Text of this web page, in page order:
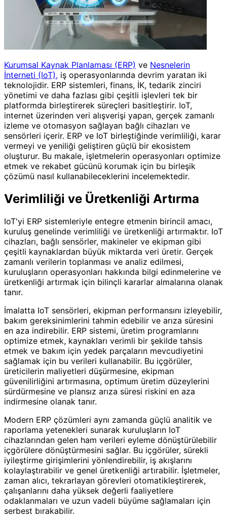
Kurumsal Kaynak Planlaması (ERP) ve Nesnelerin
İnterneti (IoT), iş operasyonlarında devrim yaratan iki
teknolojidir. ERP sistemleri, finans, İK, tedarik zinciri
yönetimi ve daha fazlası gibi çeşitli işlevleri tek bir
platformda birleştirerek süreçleri basitleştirir. IoT,
internet üzerinden veri alışverişi yapan, gerçek zamanlı
izleme ve otomasyon sağlayan bağlı cihazları ve
sensörleri içerir. ERP ve IoT birleştiğinde verimliliği, karar
vermeyi ve yeniliği geliştiren güçlü bir ekosistem
oluşturur. Bu makale, işletmelerin operasyonları optimize
etmek ve rekabet gücünü korumak için bu birleşik
çözümü nasıl kullanabileceklerini incelemektedir.
Verimliliği ve Üretkenliği Artırma
IoT'yi ERP sistemleriyle entegre etmenin birincil amacı,
kuruluş genelinde verimliliği ve üretkenliği artırmaktır. IoT
cihazları, bağlı sensörler, makineler ve ekipman gibi
çeşitli kaynaklardan büyük miktarda veri üretir. Gerçek
zamanlı verilerin toplanması ve analiz edilmesi,
kuruluşların operasyonları hakkında bilgi edinmelerine ve
üretkenliği artırmak için bilinçli kararlar almalarına olanak
tanır.
İmalatta IoT sensörleri, ekipman performansını izleyebilir,
bakım gereksinimlerini tahmin edebilir ve arıza süresini
en aza indirebilir. ERP sistemi, üretim programlarını
optimize etmek, kaynakları verimli bir şekilde tahsis
etmek ve bakım için yedek parçaların mevcudiyetini
sağlamak için bu verileri kullanabilir. Bu içgörüler,
üreticilerin maliyetleri düşürmesine, ekipman
güvenilirliğini artırmasına, optimum üretim düzeylerini
sürdürmesine ve plansız arıza süresi riskini en aza
indirmesine olanak tanır.
Modern ERP çözümleri aynı zamanda güçlü analitik ve
raporlama yetenekleri sunarak kuruluşların IoT
cihazlarından gelen ham verileri eyleme dönüştürülebilir
içgörülere dönüştürmesini sağlar. Bu içgörüler, sürekli
iyileştirme girişimlerini yönlendirebilir, iş akışlarını
kolaylaştırabilir ve genel üretkenliği artırabilir. İşletmeler,
zaman alıcı, tekrarlayan görevleri otomatikleştirerek,
çalışanlarını daha yüksek değerli faaliyetlere
odaklanmaları ve uzun vadeli büyüme sağlamaları için
serbest bırakabilir.